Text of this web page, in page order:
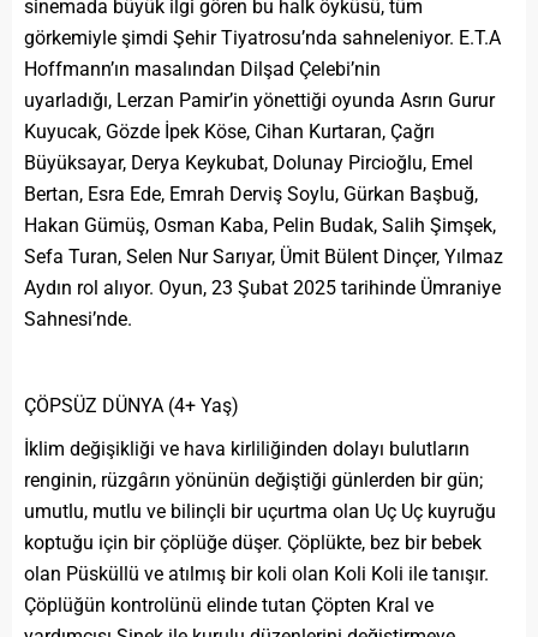
sinemada büyük ilgi gören bu halk öyküsü, tüm
görkemiyle şimdi Şehir Tiyatrosu’nda sahneleniyor. E.T.A
Hoffmann’ın masalından Dilşad Çelebi’nin
uyarladığı, Lerzan Pamir’in yönettiği oyunda Asrın Gurur
Kuyucak, Gözde İpek Köse, Cihan Kurtaran, Çağrı
Büyüksayar, Derya Keykubat, Dolunay Pircioğlu, Emel
Bertan, Esra Ede, Emrah Derviş Soylu, Gürkan Başbuğ,
Hakan Gümüş, Osman Kaba, Pelin Budak, Salih Şimşek,
Sefa Turan, Selen Nur Sarıyar, Ümit Bülent Dinçer, Yılmaz
Aydın rol alıyor. Oyun, 23 Şubat 2025 tarihinde Ümraniye
Sahnesi’nde.
ÇÖPSÜZ DÜNYA (4+ Yaş)
İklim değişikliği ve hava kirliliğinden dolayı bulutların
renginin, rüzgârın yönünün değiştiği günlerden bir gün;
umutlu, mutlu ve bilinçli bir uçurtma olan Uç Uç kuyruğu
koptuğu için bir çöplüğe düşer. Çöplükte, bez bir bebek
olan Püsküllü ve atılmış bir koli olan Koli Koli ile tanışır.
Çöplüğün kontrolünü elinde tutan Çöpten Kral ve